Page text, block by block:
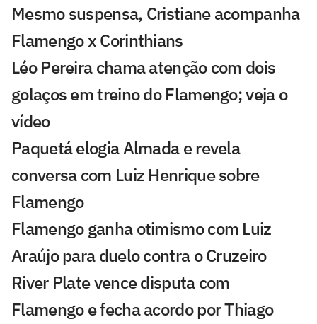
Mesmo suspensa, Cristiane acompanha
Flamengo x Corinthians
Léo Pereira chama atenção com dois
golaços em treino do Flamengo; veja o
vídeo
Paquetá elogia Almada e revela
conversa com Luiz Henrique sobre
Flamengo
Flamengo ganha otimismo com Luiz
Araújo para duelo contra o Cruzeiro
River Plate vence disputa com
Flamengo e fecha acordo por Thiago